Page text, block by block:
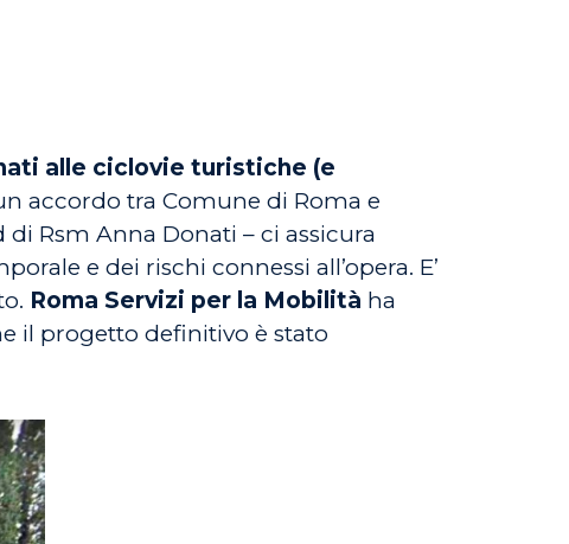
alle ciclovie turistiche (e
accordo tra Comune di Roma e
Rsm Anna Donati – ci assicura
e dei rischi connessi all’opera. E’
Roma Servizi per la Mobilità ha
il progetto definitivo è stato